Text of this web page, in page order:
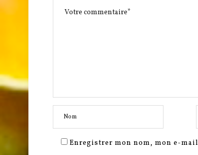
Enregistrer mon nom, mon e-